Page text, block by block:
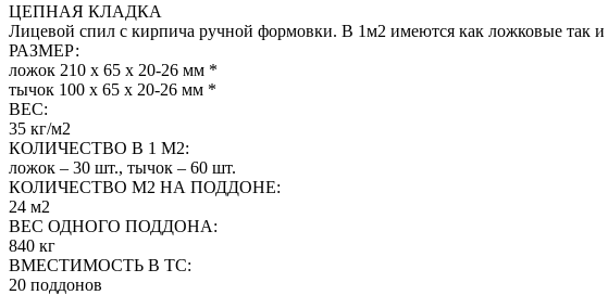
ЦЕПНАЯ КЛАДКА
Лицевой спил с кирпича ручной формовки. В 1м2 имеются как ложковые так
РАЗМЕР:
ложок 210 х 65 х 20-26 мм *
тычок 100 х 65 х 20-26 мм *
ВЕС:
35 кг/м2
КОЛИЧЕСТВО В 1 М2:
ложок – 30 шт., тычок – 60 шт.
КОЛИЧЕСТВО М2 НА ПОДДОНЕ:
24 м2
ВЕС ОДНОГО ПОДДОНА:
840 кг
ВМЕСТИМОСТЬ В ТС:
20 поддонов